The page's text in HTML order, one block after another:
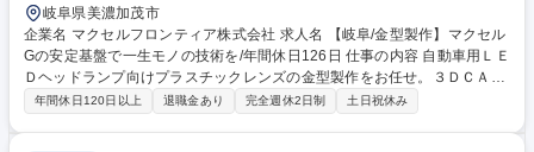
岐阜県美濃加茂市
企業名 マクセルフロンティア株式会社 求人名 【岐阜/金型製作】マクセル
Gの安定基盤で一生モノの技術を/年間休日126日 仕事の内容 自動車用ＬＥ
Ｄヘッドランプ向けプラスチックレンズの金型製作をお任せ。３ＤＣＡＤ
／ＣＡＭでのデータ作成から加工設備の操作、将来的には組立・仕上げま
年間休日120日以上 退職金あり 完全週休2日制 土日祝休み